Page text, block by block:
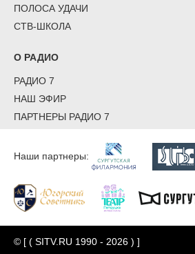
ПОЛОСА УДАЧИ
СТВ-ШКОЛА
О РАДИО
РАДИО 7
НАШ ЭФИР
ПАРТНЕРЫ РАДИО 7
Наши партнеры:
© [ ( SITV.RU 1990 - 2026 ) ]